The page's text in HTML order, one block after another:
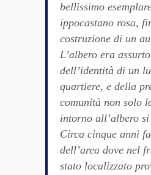
bellissimo
ippocastano rosa,
costruzione di un
L’albero era
dell’identità di un
quartiere, e della
comunità non solo
intorno all’albero
Circa cinque anni
dell’area dove nel
stato localizzato